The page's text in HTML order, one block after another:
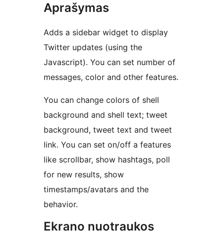
Aprašymas
Adds a sidebar widget to display
Twitter updates (using the
Javascript). You can set number of
messages, color and other features.
You can change colors of shell
background and shell text; tweet
background, tweet text and tweet
link. You can set on/off a features
like scrollbar, show hashtags, poll
for new results, show
timestamps/avatars and the
behavior.
Ekrano nuotraukos